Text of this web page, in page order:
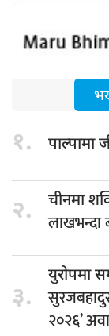
१. पाल्पामा
२. चीनमा
लाखभन्दा
३.
युरोपमा
२०२६’